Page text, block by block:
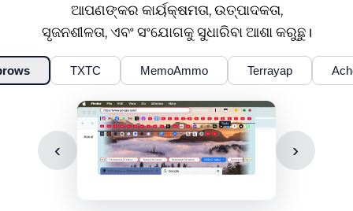
ଆପଣଙ୍କର କାର୍ୟକ୍ଷମତା, ଉତ୍ପାଦକତା,
ସୃଜନଶୀଳତା, ଏବଂ ସଂଯୋଗକୁ ସୁଧାରିବା ଆଶା କରୁଛୁ।
TXTC MemoAmmo Terrayap
‹ ›